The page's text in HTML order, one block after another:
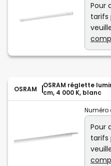
Pour
tarifs
OSRAM
OSRAM réglette
cm, 4 000 K, blanc
Numéro
Pour
tarifs